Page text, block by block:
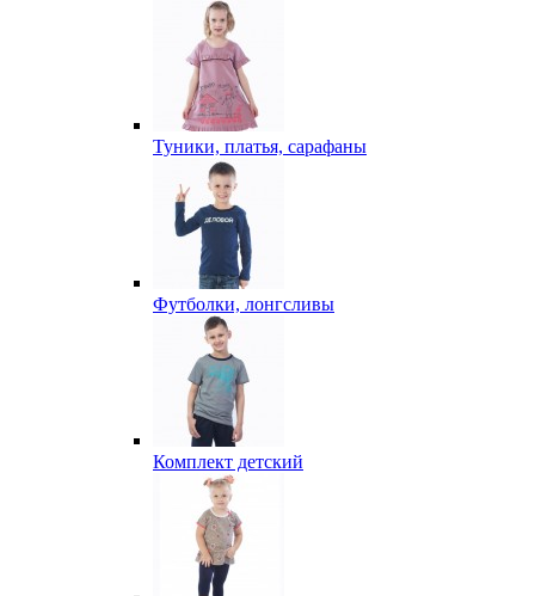
Туники, платья, сарафаны
Футболки, лонгсливы
Комплект детский